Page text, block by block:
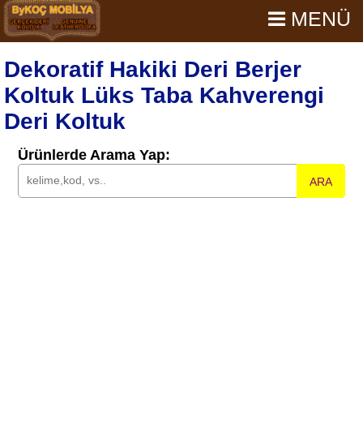
Dekoratif Hakiki Deri Berjer
Koltuk Lüks Taba Kahverengi
Deri Koltuk
MENÜ
Ürünlerde Arama Yap:
ARA